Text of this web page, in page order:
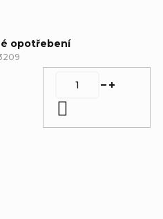
opotřebení
Do košíku